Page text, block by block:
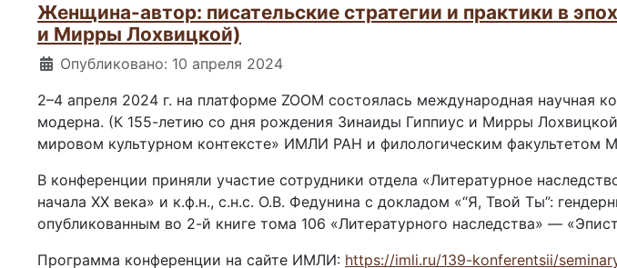
Женщина-автор: писательские стратегии и практики в
и Мирры Лохвицкой)
Информация о материале
Опубликовано: 10 апреля 2024
2–4 апреля 2024 г. на платформе ZOOM состоялась международная научная
модерна. (К 155-летию со дня рождения Зинаиды Гиппиус и Мирры
мировом культурном контексте» ИМЛИ РАН и филологическим факультетом
В конференции приняли участие сотрудники отдела «Литературное
начала ХХ века» и к.ф.н., с.н.с. О.В. Федунина с докладом «“Я, Твой Ты”:
опубликованным во 2-й книге тома 106 «Литературного наследства» —
Программа конференции на сайте ИМЛИ: https://imli.ru/139-konferentsii/